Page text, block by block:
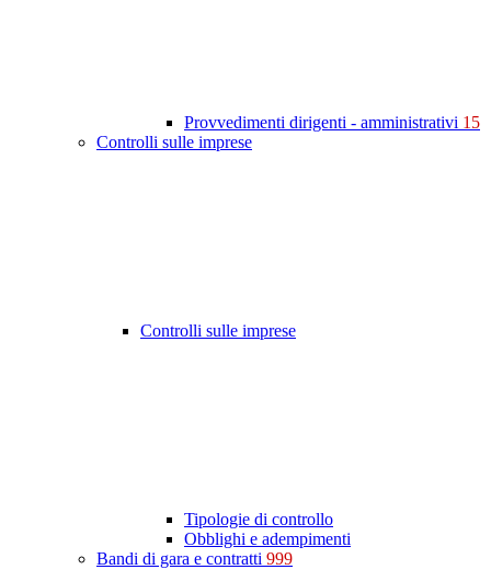
Provvedimenti dirigenti - amministrativi 15
Controlli sulle imprese
Controlli sulle imprese
Tipologie di controllo
Obblighi e adempimenti
Bandi di gara e contratti 999